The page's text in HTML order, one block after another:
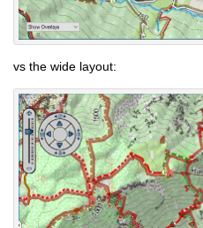
vs the wide layout: